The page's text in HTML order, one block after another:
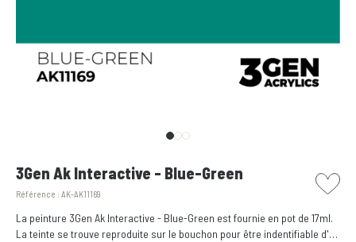
3Gen Ak Interactive - Blue-Green
Référence : AK-AK11169
picto
La peinture 3Gen Ak Interactive - Blue-Green est fournie en pot de 17ml.
La teinte se trouve reproduite sur le bouchon pour être indentifiable d'un